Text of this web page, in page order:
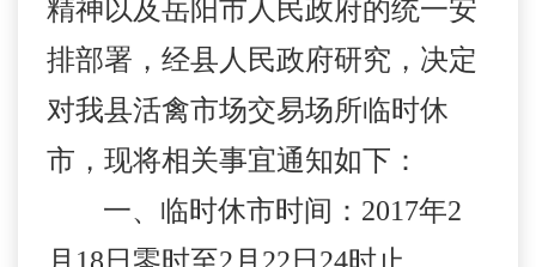
精神以及岳阳市人民政府的统一安
排部署，经县人民政府研究，决定
对我县活禽市场交易场所临时休
市，现将相关事宜通知如下：
一、临时休市时间： 2017年2